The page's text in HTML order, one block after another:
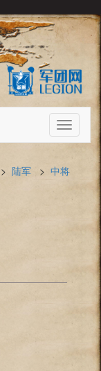
Toggle
> 陆军 > 中将